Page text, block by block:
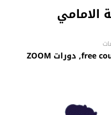
الامامي
free
,دورات ZOOM